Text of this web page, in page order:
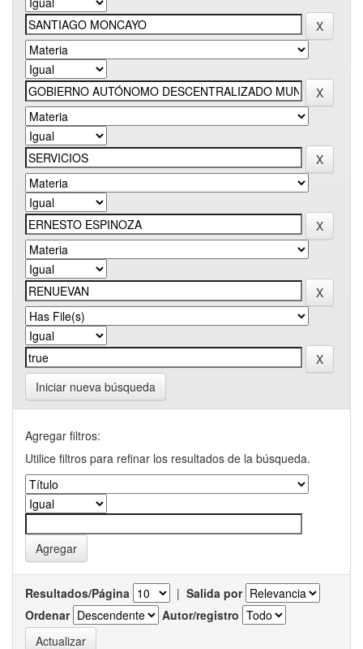
Iniciar nueva búsqueda
Agregar filtros:
Utilice filtros para refinar los resultados de la búsqueda.
Resultados/Página | Salida por
Ordenar
Autor/registro